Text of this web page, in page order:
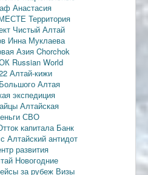
Анастасия
Территория
Чистый Алтай
Инна Муклаева
Азия Chorchok
Russian World
Алтай-кижи
Алтая
экспедиция
Алтайская
СВО
капитала Банк
Алтайский антидот
развития
Новогодние
за рубеж Визы